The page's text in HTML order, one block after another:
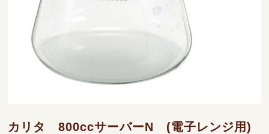
カリタ 800ccサーバーN (電子レンジ用)